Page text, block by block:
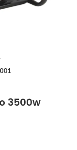
3500w